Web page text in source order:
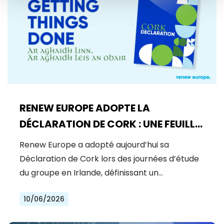
RENEW EUROPE ADOPTE LA
DÉCLARATION DE CORK : UNE FEUILLE
DE ROUTE POUR LA PROSPÉRITÉ, LA
SÉCURITÉ ET LA RÉFORME
Renew Europe a adopté aujourd’hui sa
Déclaration de Cork lors des journées d’étude
du groupe en Irlande, définissant un…
10/06/2026